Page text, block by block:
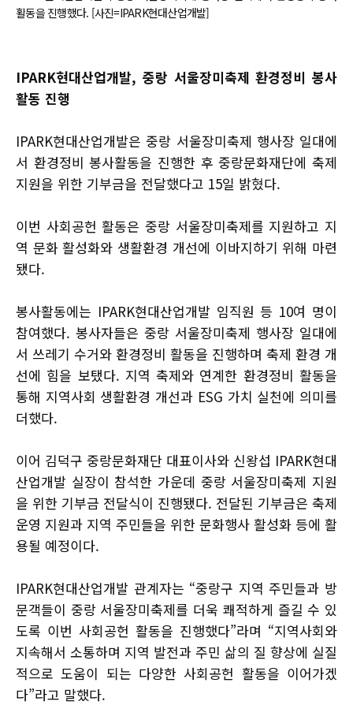
활동을 진행했다. [사진=IPARK현대산업개발]
IPARK현대산업개발, 중랑 서울장미축제 환경정비 봉사
활동 진행
IPARK현대산업개발은 중랑 서울장미축제 행사장 일대에
서 환경정비 봉사활동을 진행한 후 중랑문화재단에 축제
지원을 위한 기부금을 전달했다고 15일 밝혔다.
이번 사회공헌 활동은 중랑 서울장미축제를 지원하고 지
역 문화 활성화와 생활환경 개선에 이바지하기 위해 마련
됐다.
봉사활동에는 IPARK현대산업개발 임직원 등 10여 명이
참여했다. 봉사자들은 중랑 서울장미축제 행사장 일대에
서 쓰레기 수거와 환경정비 활동을 진행하며 축제 환경 개
선에 힘을 보탰다. 지역 축제와 연계한 환경정비 활동을
통해 지역사회 생활환경 개선과 ESG 가치 실천에 의미를
더했다.
이어 김덕구 중랑문화재단 대표이사와 신왕섭 IPARK현대
산업개발 실장이 참석한 가운데 중랑 서울장미축제 지원
을 위한 기부금 전달식이 진행됐다. 전달된 기부금은 축제
운영 지원과 지역 주민들을 위한 문화행사 활성화 등에 활
용될 예정이다.
IPARK현대산업개발 관계자는 “중랑구 지역 주민들과 방
문객들이 중랑 서울장미축제를 더욱 쾌적하게 즐길 수 있
도록 이번 사회공헌 활동을 진행했다”라며 “지역사회와
지속해서 소통하며 지역 발전과 주민 삶의 질 향상에 실질
적으로 도움이 되는 다양한 사회공헌 활동을 이어가겠
다”라고 말했다.